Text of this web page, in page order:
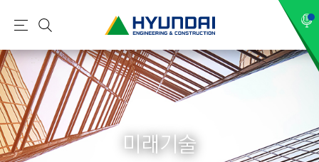
현
건
설
(
H
메
뉴
검
색
미래기술